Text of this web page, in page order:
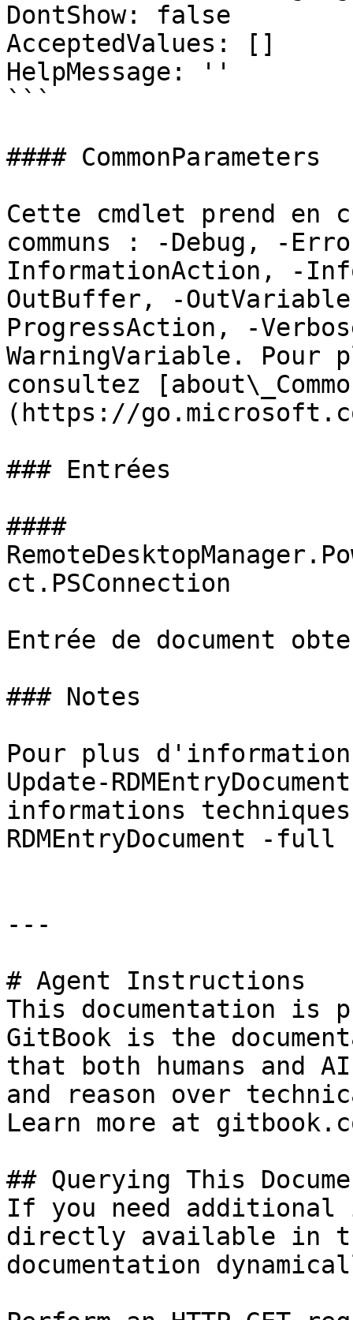
DontShow: false
AcceptedValues: []
HelpMessage: ''
```
#### CommonParameters
Cette cmdlet prend en
communs : -Debug, -
InformationAction, -
OutBuffer, -
ProgressAction, -
WarningVariable. Pour
consultez
(https://
### Entrées
####
ct.PSConnection
Entrée de document
### Notes
Pour plus
Update-
informations
RDMEntryDocument -full
---
# Agent Instructions
This documentation is
GitBook is the
that both humans and
and reason over
Learn more at
## Querying This
If you need
directly available in
documentation